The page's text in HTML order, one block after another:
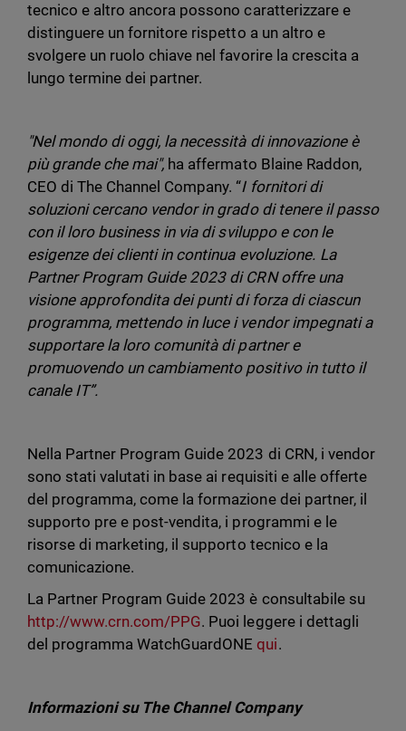
tecnico e altro ancora possono caratterizzare e
distinguere un fornitore rispetto a un altro e
svolgere un ruolo chiave nel favorire la crescita a
lungo termine dei partner.
"Nel mondo di oggi, la necessità di innovazione è
più grande che mai", ha affermato Blaine Raddon,
CEO di The Channel Company. “I fornitori di
soluzioni cercano vendor in grado di tenere il passo
con il loro business in via di sviluppo e con le
esigenze dei clienti in continua evoluzione. La
Partner Program Guide 2023 di CRN offre una
visione approfondita dei punti di forza di ciascun
programma, mettendo in luce i vendor impegnati a
supportare la loro comunità di partner e
promuovendo un cambiamento positivo in tutto il
canale IT”.
Nella Partner Program Guide 2023 di CRN, i vendor
sono stati valutati in base ai requisiti e alle offerte
del programma, come la formazione dei partner, il
supporto pre e post-vendita, i programmi e le
risorse di marketing, il supporto tecnico e la
comunicazione.
La Partner Program Guide 2023 è consultabile su
http://www.crn.com/PPG. Puoi leggere i dettagli
del programma WatchGuardONEqui.
Informazioni su The Channel Company